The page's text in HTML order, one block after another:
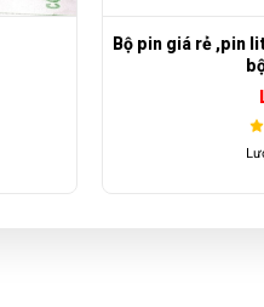
Bộ pin giá rẻ ,pin